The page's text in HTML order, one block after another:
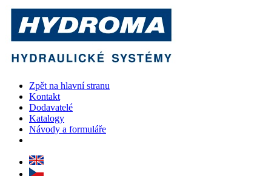
Zpět na hlavní stranu
Kontakt
Dodavatelé
Katalogy
Návody a formuláře